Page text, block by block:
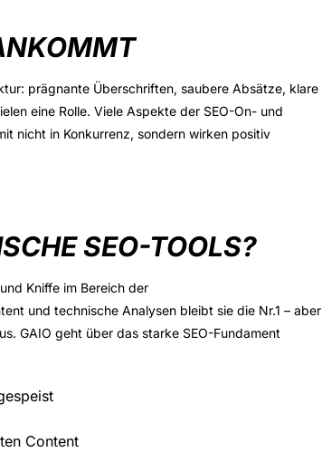
prägnante Überschriften, saubere Absätze, klare
eine Rolle. Viele Aspekte der SEO-On- und
nicht in Konkurrenz, sondern wirken positiv
SEO-TOOLS?
Kniffe im Bereich der
und technische Analysen bleibt sie die Nr.1 – aber
GAIO geht über das starke SEO-Fundament
Content